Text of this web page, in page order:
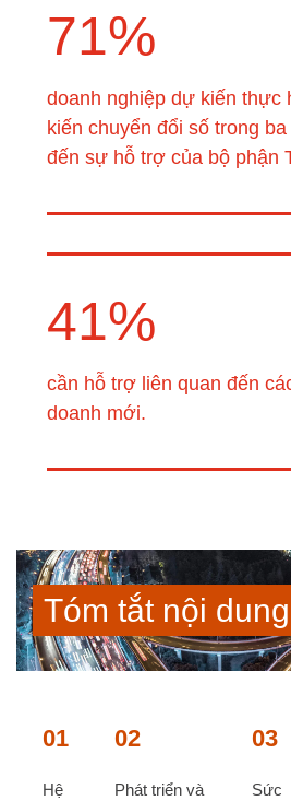
71%
doanh nghiệp dự kiến thực
kiến chuyển đổi số trong
đến sự hỗ trợ của bộ phận
41%
cần hỗ trợ liên quan đến
doanh mới.​
Tóm tắt nội
01
Hệ
02
Phát triển và
03
Sức